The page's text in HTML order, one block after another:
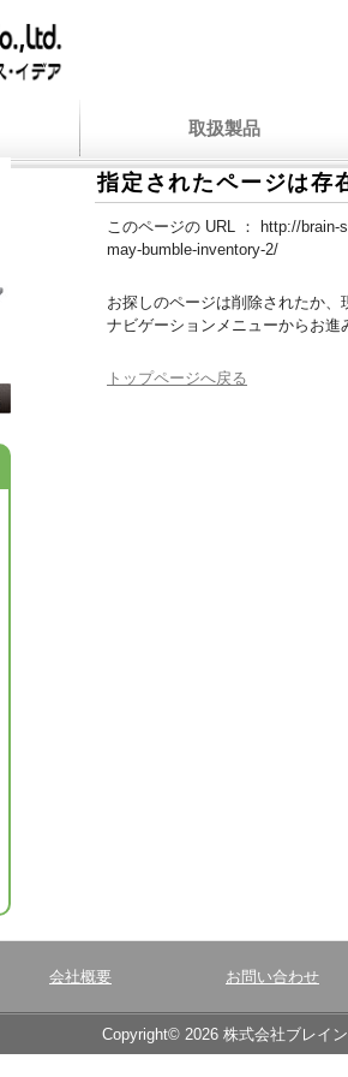
取扱製品
指定されたページは存
このページの URL ：
http://brain-
may-bumble-inventory-2/
お探しのページは削除されたか、
ナビゲーションメニューからお進
トップページへ戻る
会社概要 お問い合わせ
Copyright© 2026 株式会社ブレイ